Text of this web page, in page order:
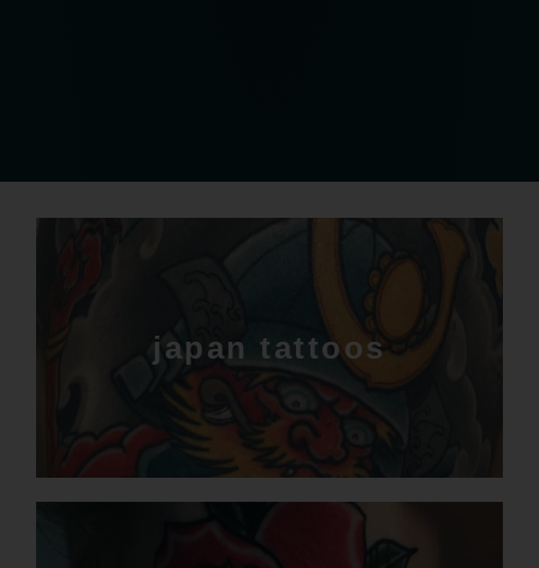
japan tattoos